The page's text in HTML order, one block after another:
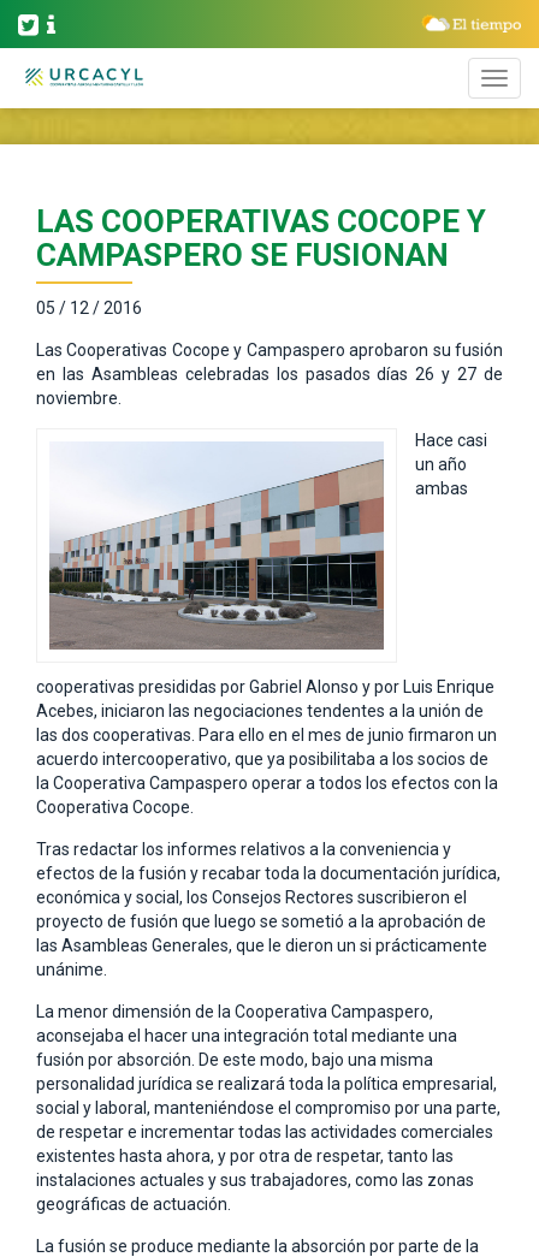
LAS COOPERATIVAS COCOPE Y
CAMPASPERO SE FUSIONAN
05 / 12 / 2016
Las Cooperativas Cocope y Campaspero aprobaron su fusión
en las Asambleas celebradas los pasados días 26 y 27 de
noviembre.
Hace casi
un año
ambas
cooperativas presididas por Gabriel Alonso y por Luis Enrique
Acebes, iniciaron las negociaciones tendentes a la unión de
las dos cooperativas. Para ello en el mes de junio firmaron un
acuerdo intercooperativo, que ya posibilitaba a los socios de
la Cooperativa Campaspero operar a todos los efectos con la
Cooperativa Cocope.
Tras redactar los informes relativos a la conveniencia y
efectos de la fusión y recabar toda la documentación jurídica,
económica y social, los Consejos Rectores suscribieron el
proyecto de fusión que luego se sometió a la aprobación de
las Asambleas Generales, que le dieron un si prácticamente
unánime.
La menor dimensión de la Cooperativa Campaspero,
aconsejaba el hacer una integración total mediante una
fusión por absorción. De este modo, bajo una misma
personalidad jurídica se realizará toda la política empresarial,
social y laboral, manteniéndose el compromiso por una parte,
de respetar e incrementar todas las actividades comerciales
existentes hasta ahora, y por otra de respetar, tanto las
instalaciones actuales y sus trabajadores, como las zonas
geográficas de actuación.
La fusión se produce mediante la absorción por parte de la